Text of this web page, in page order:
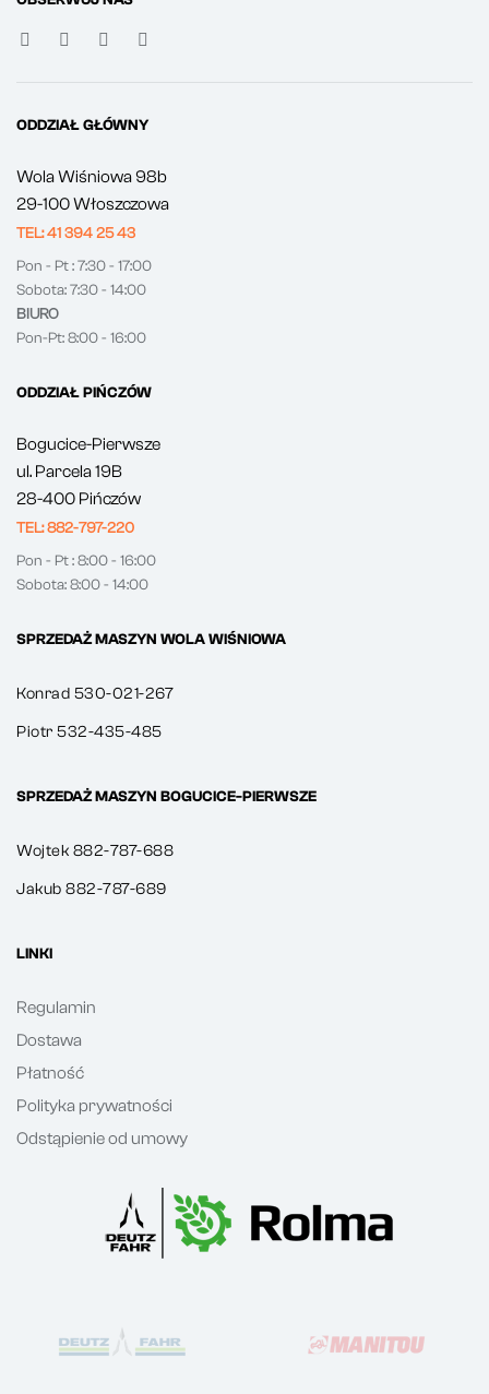
ODDZIAŁ GŁÓWNY
Wola Wiśniowa 98b
29-100 Włoszczowa
TEL: 41 394 25 43
Pon - Pt : 7:30 - 17:00
Sobota: 7:30 - 14:00
BIURO
Pon-Pt: 8:00 - 16:00
ODDZIAŁ PIŃCZÓW
Bogucice-Pierwsze
ul. Parcela 19B
28-400 Pińczów
TEL: 882-797-220
Pon - Pt : 8:00 - 16:00
Sobota: 8:00 - 14:00
SPRZEDAŻ MASZYN WOLA WIŚNIOWA
Konrad 530-021-267
Piotr 532-435-485
SPRZEDAŻ MASZYN BOGUCICE-PIERWSZE
Wojtek 882-787-688
Jakub 882-787-689
LINKI
Regulamin
Dostawa
Płatność
Polityka prywatności
Odstąpienie od umowy